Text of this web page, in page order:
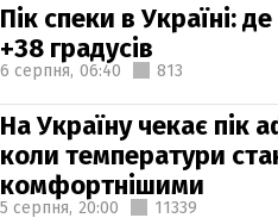
Пік спеки в Україні:
+38 градусів
6 серпня, 06:40 813
На Україну чекає пік
коли температури
комфортнішими
5 серпня, 20:00 11339